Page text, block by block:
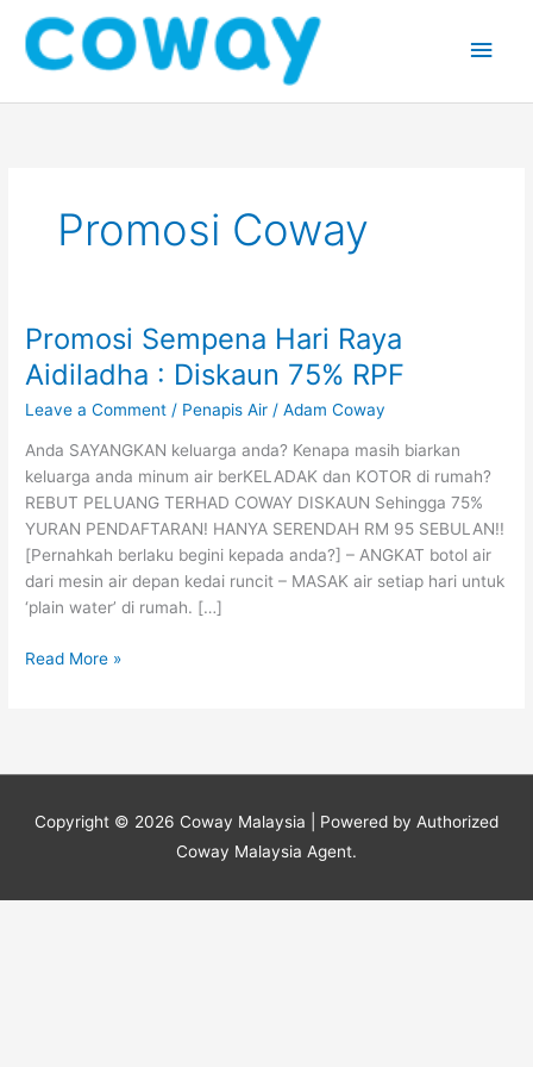
content
Promosi Coway
Promosi Sempena Hari Raya
Aidiladha : Diskaun 75% RPF
Leave a Comment / Penapis Air /Adam Coway
Anda SAYANGKAN keluarga anda? Kenapa masih biarkan
keluarga anda minum air berKELADAK dan KOTOR di rumah?
REBUT PELUANG TERHAD COWAY DISKAUN Sehingga 75%
YURAN PENDAFTARAN! HANYA SERENDAH RM 95 SEBULAN!!
[Pernahkah berlaku begini kepada anda?] – ANGKAT botol air
dari mesin air depan kedai runcit – MASAK air setiap hari untuk
‘plain water’ di rumah. […]
Promosi
Sempena
Hari
Raya
Diskaun
Read More »
Copyright © 2026 Coway Malaysia | Powered by Authorized
Coway Malaysia Agent.